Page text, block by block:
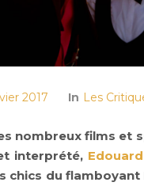
2017 In Les
nombreux films et
interprété,
chics du flamboyant